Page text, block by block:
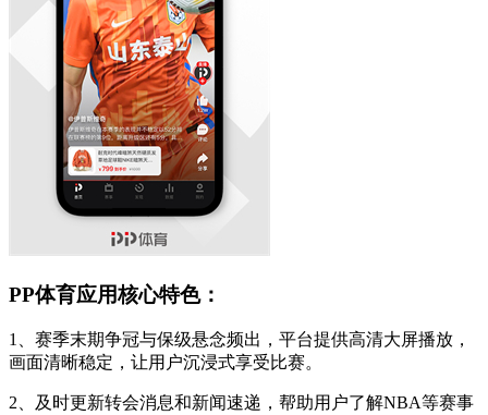
PP体育应用核心特色：
1、赛季末期争冠与保级悬念频出，平台提供高清大屏播放，
画面清晰稳定，让用户沉浸式享受比赛。
2、及时更新转会消息和新闻速递，帮助用户了解NBA等赛事